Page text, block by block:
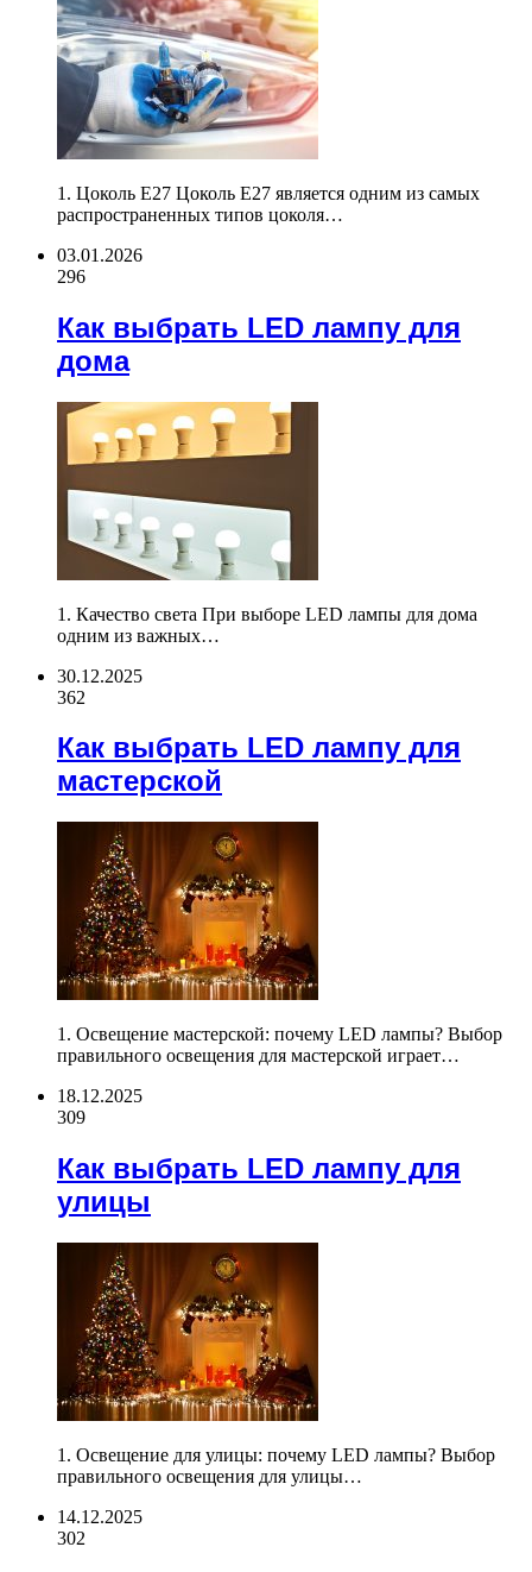
1. Цоколь E27 Цоколь E27 является одним из самых
распространенных типов цоколя…
03.01.2026
296
Как выбрать LED лампу для
дома
1. Качество света При выборе LED лампы для дома
одним из важных…
30.12.2025
362
Как выбрать LED лампу для
мастерской
1. Освещение мастерской: почему LED лампы? Выбор
правильного освещения для мастерской играет…
18.12.2025
309
Как выбрать LED лампу для
улицы
1. Освещение для улицы: почему LED лампы? Выбор
правильного освещения для улицы…
14.12.2025
302